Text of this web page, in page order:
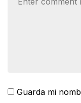
Guarda mi